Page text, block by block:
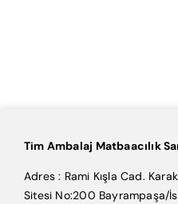
Tim Ambalaj Matbaacılık
Adres : Rami Kışla Cad.
Sitesi No:200 Bayrampaşa/